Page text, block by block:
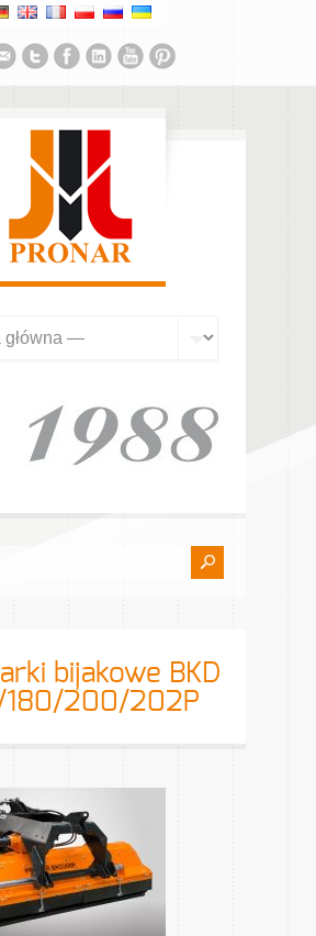
bijakowe BKD
180/200/202P